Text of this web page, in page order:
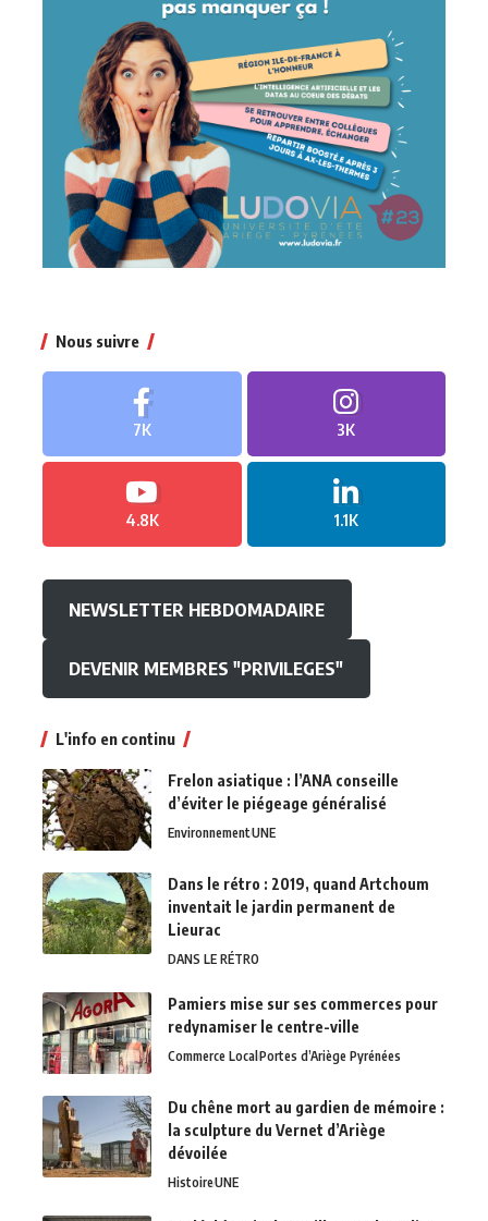
Nous suivre
7K 3K
4.8K 1.1K
NEWSLETTER HEBDOMADAIRE
DEVENIR MEMBRES "PRIVILEGES"
L'info en continu
Frelon asiatique : l’ANA conseille
d’éviter le piégeage généralisé
EnvironnementUNE
Dans le rétro : 2019, quand Artchoum
inventait le jardin permanent de
Lieurac
DANS LE RÉTRO
Pamiers mise sur ses commerces pour
redynamiser le centre-ville
Commerce LocalPortes d’Ariège Pyrénées
Du chêne mort au gardien de mémoire :
la sculpture du Vernet d’Ariège
dévoilée
HistoireUNE